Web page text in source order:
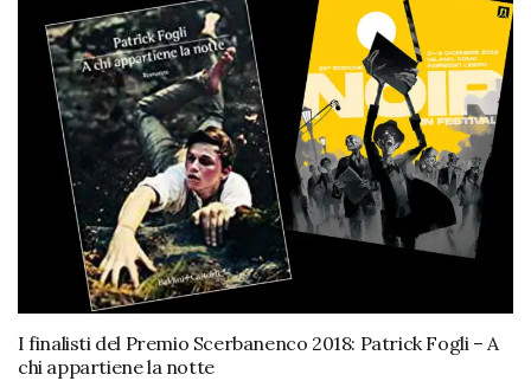
I finalisti del Premio Scerbanenco 2018: Patrick Fogli – A
chi appartiene la notte